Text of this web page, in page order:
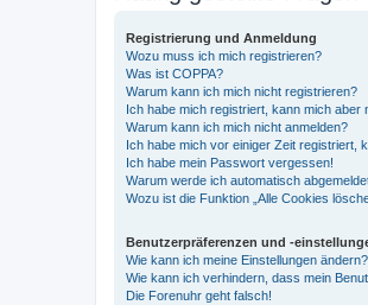
Registrierung und Anmeldung
Wozu muss ich mich registrieren?
Was ist COPPA?
Warum kann ich mich nicht registrieren?
Ich habe mich registriert, kann mich aber
Warum kann ich mich nicht anmelden?
Ich habe mich vor einiger Zeit registriert,
Ich habe mein Passwort vergessen!
Warum werde ich automatisch
Wozu ist die Funktion „Alle Cookies
Benutzerpräferenzen und -
Wie kann ich meine Einstellungen ändern?
Wie kann ich verhindern, dass mein
Die Forenuhr geht falsch!